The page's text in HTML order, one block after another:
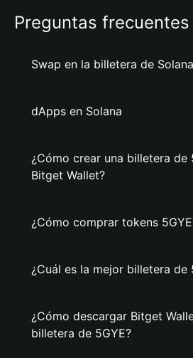
Preguntas frecuentes
Swap en la billetera de Solana
dApps en Solana
¿Cómo crear una billetera de
Bitget Wallet?
¿Cómo comprar tokens
¿Cuál es la mejor billetera de
¿Cómo descargar Bitget
billetera de 5GYE?